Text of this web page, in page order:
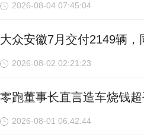
2026-08-04 07:45:04
大众安徽7月交付2149辆，
2026-08-02 02:21:23
零跑董事长直言造车烧钱
2026-08-01 06:42:44